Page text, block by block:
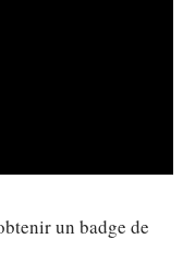
un badge de